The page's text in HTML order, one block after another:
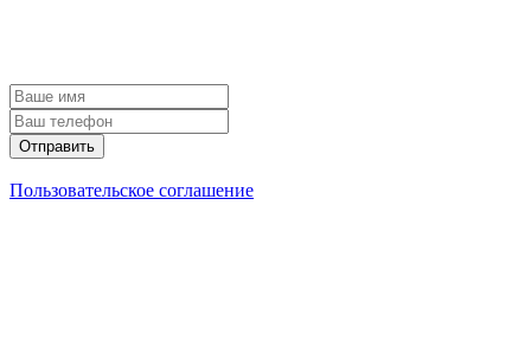
Пользовательское соглашение